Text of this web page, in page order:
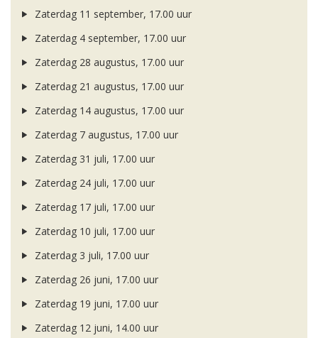
Zaterdag 11 september, 17.00 uur
Zaterdag 4 september, 17.00 uur
Zaterdag 28 augustus, 17.00 uur
Zaterdag 21 augustus, 17.00 uur
Zaterdag 14 augustus, 17.00 uur
Zaterdag 7 augustus, 17.00 uur
Zaterdag 31 juli, 17.00 uur
Zaterdag 24 juli, 17.00 uur
Zaterdag 17 juli, 17.00 uur
Zaterdag 10 juli, 17.00 uur
Zaterdag 3 juli, 17.00 uur
Zaterdag 26 juni, 17.00 uur
Zaterdag 19 juni, 17.00 uur
Zaterdag 12 juni, 14.00 uur